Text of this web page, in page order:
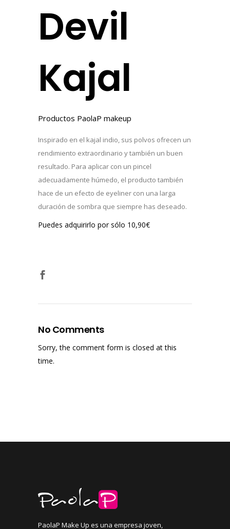
Devil
Kajal
Productos PaolaP makeup
Inspirado en el kajal indio, sus polvos ofrecen un
rendimiento extraordinario y también un buen
resultado. Para aplicar con un pincel
adecuadamente húmedo, el producto también
hace de un efecto de eyeliner con una larga
duración de sombra que siempre has deseado.
Puedes adquirirlo por sólo 10,90€
No Comments
Sorry, the comment form is closed at this
time.
PaolaP Make Up es una empresa joven,